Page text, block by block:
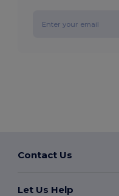
Contact Us
Let Us Help